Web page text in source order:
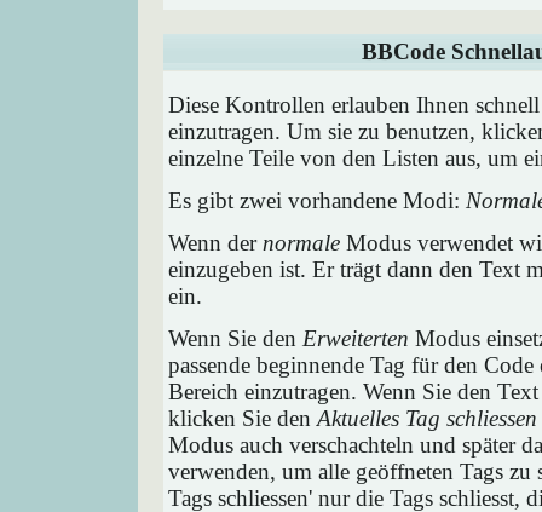
BBCode
Diese Kontrollen erlauben Ihnen
einzutragen. Um sie zu benutzen,
einzelne Teile von den Listen aus, um
Es gibt zwei vorhandene Modi:
Wenn der normale Modus verwendet
einzugeben ist. Er trägt dann den Text
ein.
Wenn Sie den Erweiterten Modus
passende beginnende Tag für den
Bereich einzutragen. Wenn Sie den
klicken Sie den Aktuelles Tag schliessen
Modus auch verschachteln und später
verwenden, um alle geöffneten Tags
Tags schliessen' nur die Tags